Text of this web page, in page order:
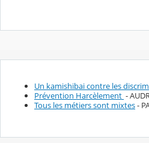
Un kamishibai contre les
Prévention Harcèlement -
Tous les métiers sont mixtes-